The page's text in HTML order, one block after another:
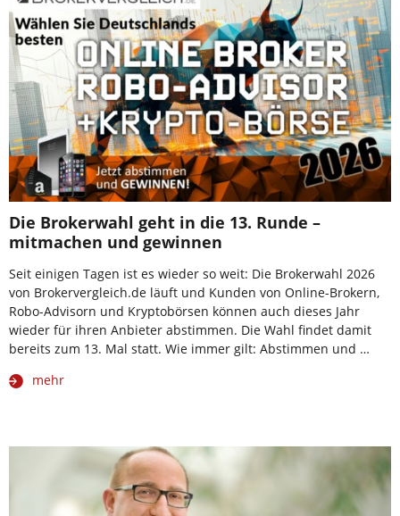
Die Brokerwahl geht in die 13. Runde –
mitmachen und gewinnen
Seit einigen Tagen ist es wieder so weit: Die Brokerwahl 2026
von Brokervergleich.de läuft und Kunden von Online-Brokern,
Robo-Advisorn und Kryptobörsen können auch dieses Jahr
wieder für ihren Anbieter abstimmen. Die Wahl findet damit
bereits zum 13. Mal statt. Wie immer gilt: Abstimmen und …
mehr